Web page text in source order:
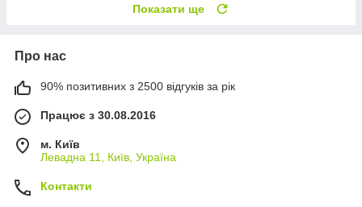
Показати ще
Про нас
90% позитивних з 2500 відгуків за рік
Працює з 30.08.2016
м. Київ
Левадна 11, Київ, Україна
Контакти